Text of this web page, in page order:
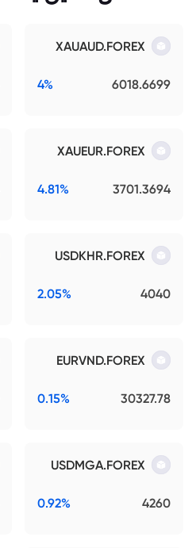
XAUAUD.FOREX
6018.6699
4%
XAUEUR.FOREX
3701.3694
4.81%
USDKHR.FOREX
4040
2.05%
EURVND.FOREX
30327.78
0.15%
USDMGA.FOREX
4260
0.92%